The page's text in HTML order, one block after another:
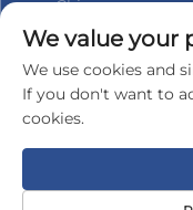
China
+86-18961288218
[email protected]
Direitos autorais ©
Co., Ltd. Política de
We value your
We use cookies and
If you don't want to
cookies.